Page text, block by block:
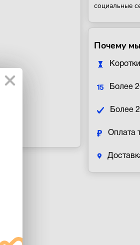
социальные
Почему мы
Более
Более
Оплата